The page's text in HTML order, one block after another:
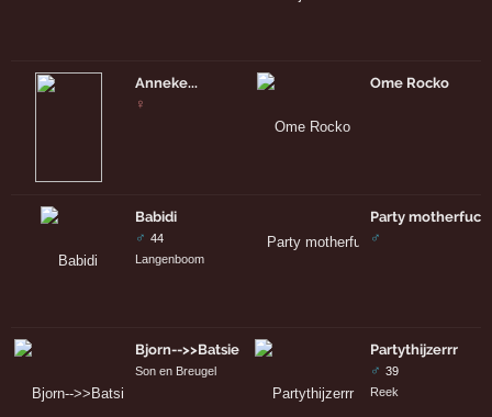
Anneke...
♀
Babidi
♂ 44
Langenboom
Bjorn-->>Batsie
Son en Breugel
Ome Rocko
Party
♂
Partythijzerrr
♂ 39
Reek